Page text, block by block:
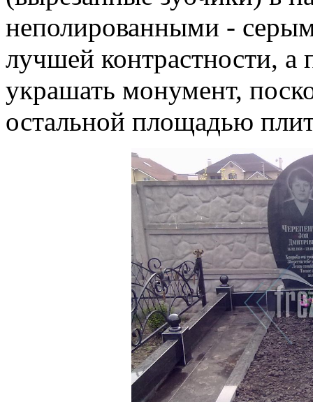
неполированными -
лучшей контрастности, а
украшать монумент,
остальной площадью